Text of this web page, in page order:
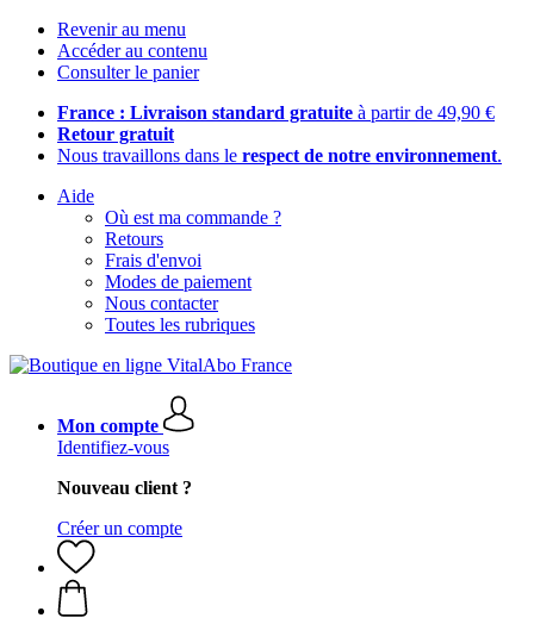
Revenir au menu
Accéder au contenu
Consulter le panier
France : Livraison standard gratuite à partir de 49,90 €
Retour gratuit
Nous travaillons dans le respect de notre environnement.
Aide
Où est ma commande ?
Retours
Frais d'envoi
Modes de paiement
Nous contacter
Toutes les rubriques
Mon compte
Identifiez-vous
Nouveau client ?
Créer un compte